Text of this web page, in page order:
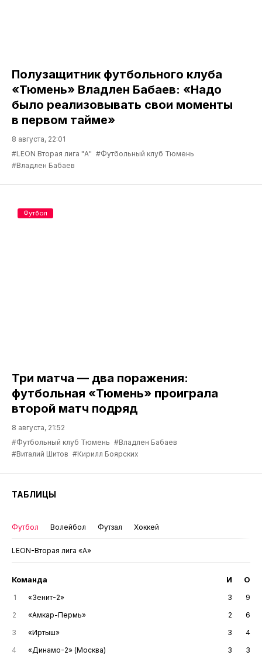
Полузащитник футбольного клуба
«Тюмень» Владлен Бабаев: «Надо
было реализовывать свои моменты
в первом тайме»
8 августа, 22:01
#LEON Вторая лига "А" #Футбольный клуб Тюмень
#Владлен Бабаев
Три матча — два поражения:
футбольная «Тюмень» проиграла
второй матч подряд
8 августа, 21:52
#Футбольный клуб Тюмень #Владлен Бабаев
#Виталий Шитов #Кирилл Боярских
Футбол
ТАБЛИЦЫ
Футбол Волейбол Футзал Хоккей
LEON-Вторая лига «А»
Команда И О
1 «Зенит-2» 3
9
2
«Амкар-Пермь» 2
6
3
«Иртыш» 3
4
4
«Динамо-2» (Москва) 3
3